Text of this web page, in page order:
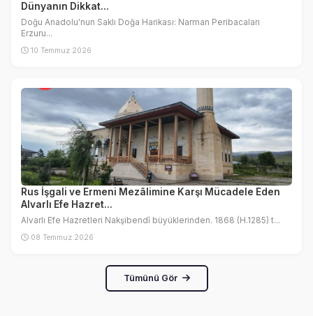
Dünyanın Dikkat...
Doğu Anadolu'nun Saklı Doğa Harikası: Narman Peribacaları
Erzuru...
10 Temmuz 2026
Rus İşgali ve Ermeni Mezâlimine Karşı Mücadele Eden
Alvarlı Efe Hazret...
Alvarlı Efe Hazretleri Nakşibendî büyüklerinden. 1868 (H.1285) t...
08 Temmuz 2026
Tümünü Gör